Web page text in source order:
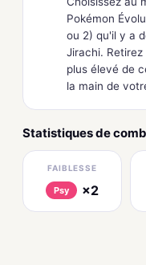
Pokémon
ou 2) qu'il y a
Jirachi.
plus élevé de
la main de
Statistiques de
FAIBLESSE
Psy ×2